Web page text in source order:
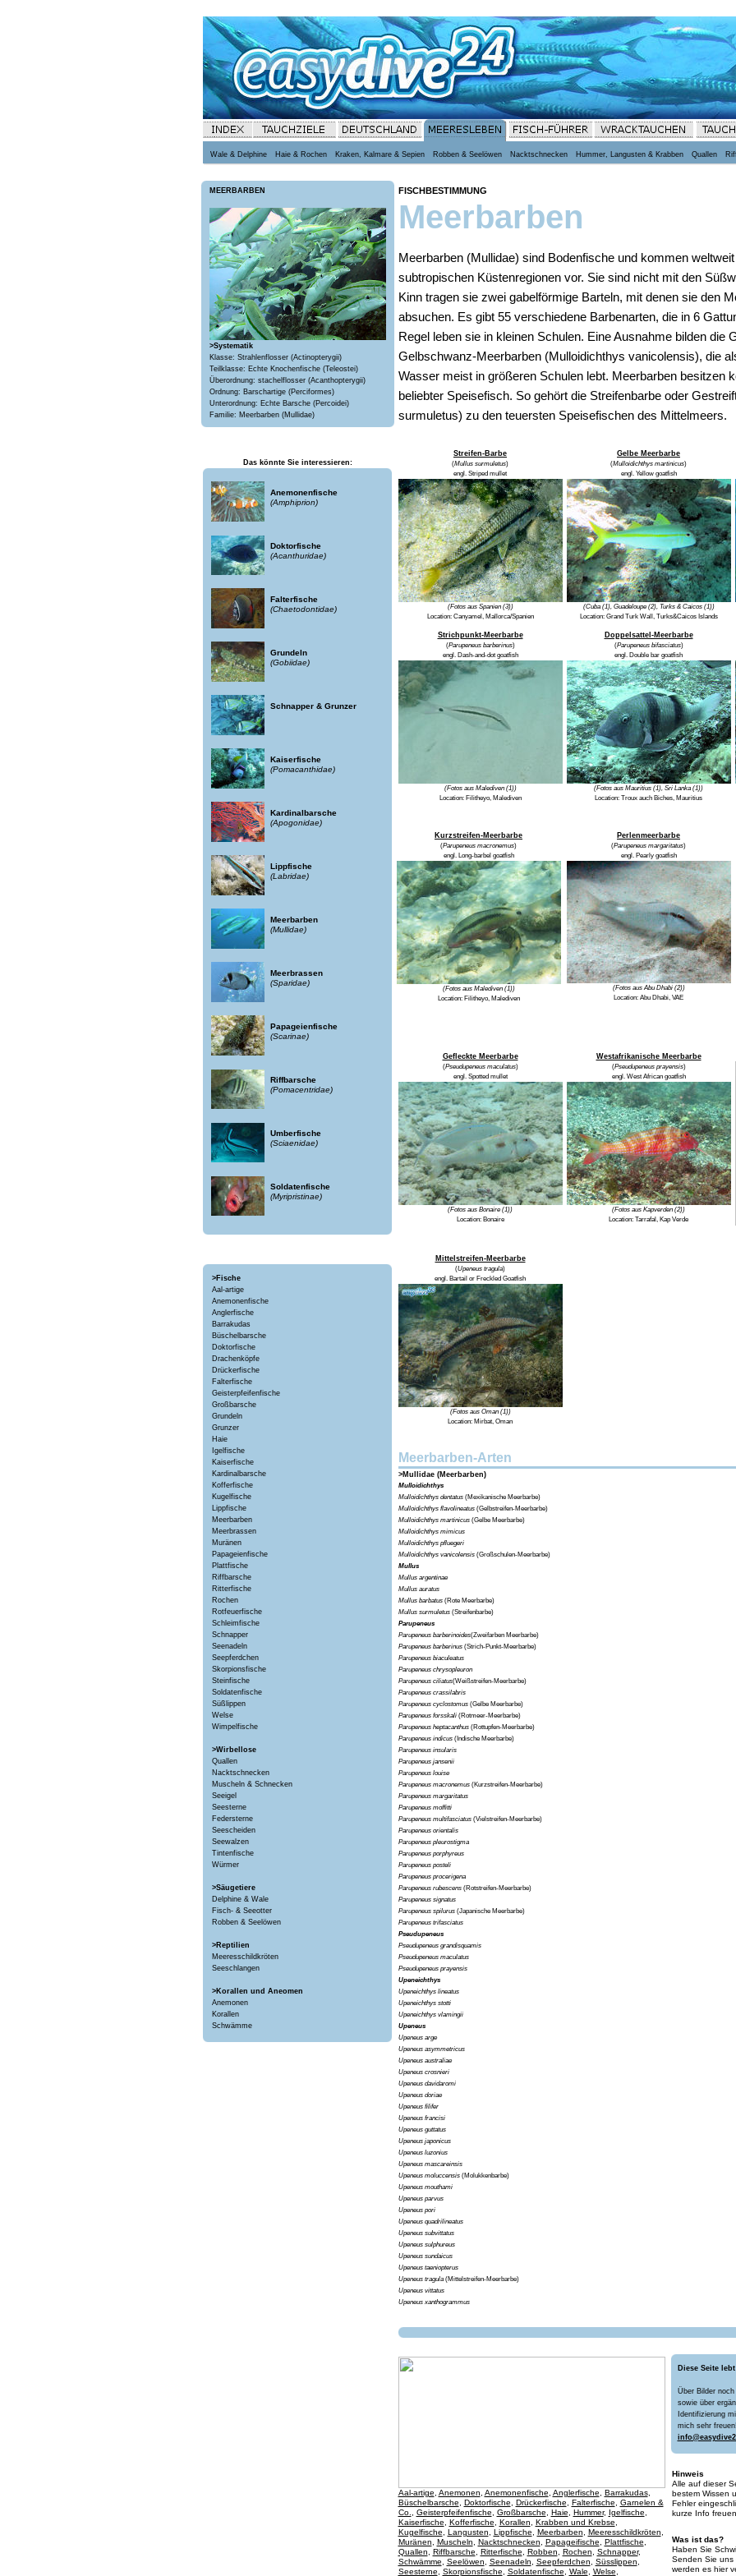
Wale & Delphine Haie & Rochen Kraken, Kalmare & Sepien Robben & Seelöwen Nacktschnecken Hummer, Langusten & Krabben Quallen
MEERBARBEN
>Systematik
Klasse: Strahlenflosser (Actinopterygii)
Teilklasse: Echte Knochenfische (Teleostei)
Überordnung: stachelflosser (Acanthopterygii)
Ordnung: Barschartige (Perciformes)
Unterordnung: Echte Barsche (Percoidei)
Familie: Meerbarben (Mullidae)
Das könnte Sie interessieren:
Anemonenfische
(Amphiprion)
Doktorfische
(Acanthuridae)
Falterfische
(Chaetodontidae)
Grundeln
(Gobiidae)
Schnapper & Grunzer
Kaiserfische
(Pomacanthidae)
Kardinalbarsche
(Apogonidae)
Lippfische
(Labridae)
Meerbarben
(Mullidae)
Meerbrassen
(Sparidae)
Papageienfische
(Scarinae)
Riffbarsche
(Pomacentridae)
Umberfische
(Sciaenidae)
Soldatenfische
(Myripristinae)
>Fische
Aal-artige
Anemonenfische
Anglerfische
Barrakudas
Büschelbarsche
Doktorfische
Drachenköpfe
Drückerfische
Falterfische
Geisterpfeifenfische
Großbarsche
Grundeln
Grunzer
Haie
Igelfische
Kaiserfische
Kardinalbarsche
Kofferfische
Kugelfische
Lippfische
Meerbarben
Meerbrassen
Muränen
Papageienfische
Plattfische
Riffbarsche
Ritterfische
Rochen
Rotfeuerfische
Schleimfische
Schnapper
Seenadeln
Seepferdchen
Skorpionsfische
Steinfische
Soldatenfische
Süßlippen
Welse
Wimpelfische
>Wirbellose
Quallen
Nacktschnecken
Muscheln & Schnecken
Seeigel
Seesterne
Federsterne
Seescheiden
Seewalzen
Tintenfische
Würmer
>Säugetiere
Delphine & Wale
Fisch- & Seeotter
Robben & Seelöwen
>Reptilien
Meeresschildkröten
Seeschlangen
>Korallen und Aneomen
Anemonen
Korallen
Schwämme
FISCHBESTIMMUNG
Meerbarben
Meerbarben (Mullidae) sind Bodenfische und kommen
subtropischen Küstenregionen vor. Sie sind nicht mit den
Kinn tragen sie zwei gabelförmige Barteln, mit denen sie den
absuchen. Es gibt 55 verschiedene Barbenarten, die in 6
Regel leben sie in kleinen Schulen. Eine Ausnahme bilden die
Gelbschwanz-Meerbarben (Mulloidichthys vanicolensis), die
Wasser meist in größeren Schulen lebt. Meerbarben besitzen
beliebter Speisefisch. So gehört die Streifenbarbe oder
surmuletus) zu den teuersten Speisefischen des Mittelmeers.
Streifen-Barbe
(Mullus surmuletus)
engl. Striped mullet
(Fotos aus Spanien (3))
Location: Canyamel, Mallorca/Spanien
Gelbe Meerbarbe
(Mulloidichthys martinicus)
engl. Yellow goatfish
(Cuba (1), Guadeloupe (2), Turks & Caicos (1))
Location: Grand Turk Wall, Turks&Caicos Islands
Strichpunkt-Meerbarbe
(Parupeneus barberinus)
engl. Dash-and-dot goatfish
(Fotos aus Malediven (1))
Location: Filitheyo, Malediven
Doppelsattel-Meerbarbe
(Parupeneus bifasciatus)
engl. Double bar goatfish
(Fotos aus Mauritius (1), Sri Lanka (1))
Location: Troux auch Biches, Mauritius
Kurzstreifen-Meerbarbe
(Parupeneus macronemus)
engl. Long-barbel goatfish
(Fotos aus Malediven (1))
Location: Filitheyo, Malediven
Perlenmeerbarbe
(Parupeneus margaritatus)
engl. Pearly goatfish
(Fotos aus Abu Dhabi (2))
Location: Abu Dhabi, VAE
Gefleckte Meerbarbe
(Pseudupeneus maculatus)
engl. Spotted mullet
(Fotos aus Bonaire (1))
Location: Bonaire
Westafrikanische Meerbarbe
(Pseudupeneus prayensis)
engl. West African goatfish
(Fotos aus Kapverden (2))
Location: Tarrafal, Kap Verde
Mittelstreifen-Meerbarbe
(Upeneus tragula)
engl. Bartail or Freckled Goatfish
(Fotos aus Oman (1))
Location: Mirbat, Oman
Meerbarben-Arten
>Mullidae (Meerbarben)
Mulloidichthys
Mulloidichthys dentatus(Mexikanische Meerbarbe)
Mulloidichthys flavolineatus(Gelbstreifen-Meerbarbe)
Mulloidichthys martinicus(Gelbe Meerbarbe)
Mulloidichthys mimicus
Mulloidichthys pfluegeri
Mulloidichthys vanicolensis(Großschulen-Meerbarbe)
Mullus
Mullus argentinae
Mullus auratus
Mullus barbatus(Rote Meerbarbe)
Mullus surmuletus(Streifenbarbe)
Parupeneus
Parupeneus barberinoides(Zweifarben Meerbarbe)
Parupeneus barberinus(Strich-Punkt-Meerbarbe)
Parupeneus biaculeatus
Parupeneus chrysopleuron
Parupeneus ciliatus(Weißstreifen-Meerbarbe)
Parupeneus crassilabris
Parupeneus cyclostomus(Gelbe Meerbarbe)
Parupeneus forsskali(Rotmeer-Meerbarbe)
Parupeneus heptacanthus(Rottupfen-Meerbarbe)
Parupeneus indicus(Indische Meerbarbe)
Parupeneus insularis
Parupeneus jansenii
Parupeneus louise
Parupeneus macronemus(Kurzstreifen-Meerbarbe)
Parupeneus margaritatus
Parupeneus moffitti
Parupeneus multifasciatus(Vielstreifen-Meerbarbe)
Parupeneus orientalis
Parupeneus pleurostigma
Parupeneus porphyreus
Parupeneus posteli
Parupeneus procerigena
Parupeneus rubescens(Rotstreifen-Meerbarbe)
Parupeneus signatus
Parupeneus spilurus(Japanische Meerbarbe)
Parupeneus trifasciatus
Pseudupeneus
Pseudupeneus grandisquamis
Pseudupeneus maculatus
Pseudupeneus prayensis
Upeneichthys
Upeneichthys lineatus
Upeneichthys stotti
Upeneichthys vlamingii
Upeneus
Upeneus arge
Upeneus asymmetricus
Upeneus australiae
Upeneus crosnieri
Upeneus davidaromi
Upeneus doriae
Upeneus filifer
Upeneus francisi
Upeneus guttatus
Upeneus japonicus
Upeneus luzonius
Upeneus mascareinsis
Upeneus moluccensis(Molukkenbarbe)
Upeneus mouthami
Upeneus parvus
Upeneus pori
Upeneus quadrilineatus
Upeneus subvittatus
Upeneus sulphureus
Upeneus sundaicus
Upeneus taeniopterus
Upeneus tragula(Mittelstreifen-Meerbarbe)
Upeneus vittatus
Upeneus xanthogrammus
Aal-artige Anemonen Anemonenfische Anglerfische Barrakudas,
Büschelbarsche
Doktorfische Drückerfische Falterfische
Garnelen &
Co.
Geisterpfeifenfische Großbarsche Haie Hummer, Igelfische
Kaiserfische
Kofferfische Korallen Krabben und Krebse
Kugelfische
Langusten Lippfische Meerbarben Meeresschildkröten
Muränen
Muscheln Nacktschnecken Papageifische Plattfische
Quallen
Riffbarsche Ritterfische Robben Rochen Schnapper,
Schwämme
Seelöwen Seenadeln Seepferdchen Süsslippen
Seesterne
Skorpionsfische Soldatenfische Wale Welse
Diese Seite
Über Bilder
sowie über
Identifizierung
mich sehr
Hinweis
Alle auf dieser
bestem Wissen
Fehler
kurze Info freuen.
Was ist das?
Haben Sie
Senden Sie uns
werden es hier